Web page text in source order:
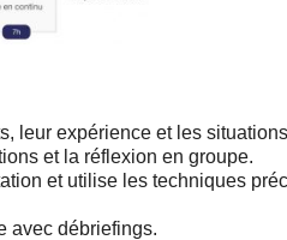
leur expérience et les
et la réflexion en groupe.
et utilise les techniques
avec débriefings.